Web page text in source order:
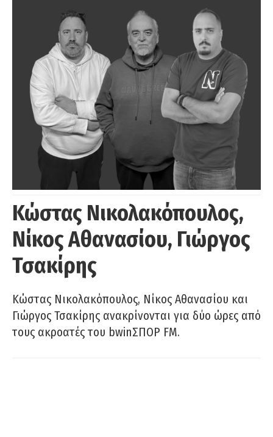
Κώστας Νικολακόπουλος,
Νίκος Αθανασίου, Γιώργος
Τσακίρης
Κώστας Νικολακόπουλος, Νίκος Αθανασίου και
Γιώργος Τσακίρης ανακρίνονται για δύο ώρες από
τους ακροατές του bwinΣΠΟΡ FM.